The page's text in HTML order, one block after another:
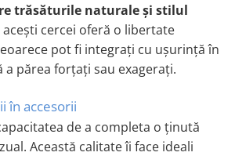
Diverse
trăsăturile naturale și stilul
cercei oferă o libertate
pot fi integrați cu ușurință în
a părea forțați sau exagerați.
în accesorii
de a completa o ținută
Această calitate îi face ideali